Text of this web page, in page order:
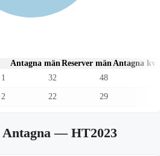
Antagna män Reserver män Antagna
32 48
22 29
Antagna— HT2023